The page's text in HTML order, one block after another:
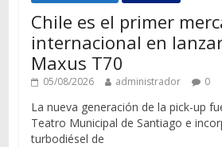
Chile es el primer
internacional en
Maxus T70
05/08/2026 administrador 0
La nueva generación de la pick-up
Teatro Municipal de Santiago e
turbodiésel de